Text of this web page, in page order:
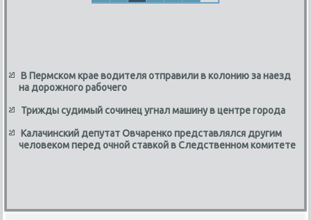
В Пермском крае водителя отправили в колонию за наезд
на дорожного рабочего
Трижды судимый сочинец угнал машину в центре города
Калачинский депутат Овчаренко представлялся другим
человеком перед очной ставкой в Следственном комитете